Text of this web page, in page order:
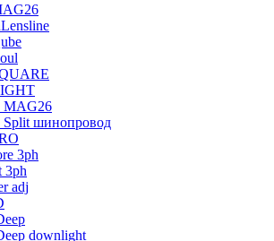
MAG26
Split шинопровод
3ph
3ph
adj
downlight